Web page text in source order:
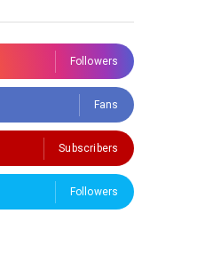
Followers
Fans
Subscribers
Followers